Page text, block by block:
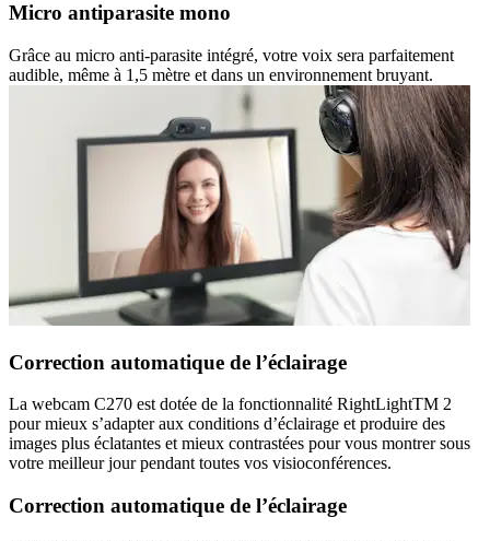
Micro antiparasite mono
Grâce au micro anti-parasite intégré, votre voix sera parfaitement
audible, même à 1,5 mètre et dans un environnement bruyant.
Correction automatique de l’éclairage
La webcam C270 est dotée de la fonctionnalité RightLightTM 2
pour mieux s’adapter aux conditions d’éclairage et produire des
images plus éclatantes et mieux contrastées pour vous montrer sous
votre meilleur jour pendant toutes vos visioconférences.
Correction automatique de l’éclairage